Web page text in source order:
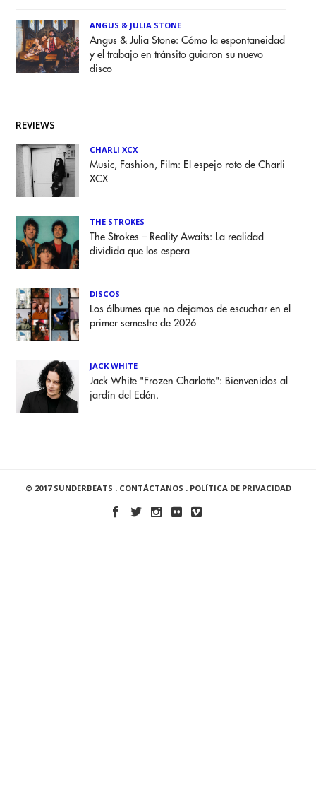
ANGUS & JULIA STONE
Angus & Julia Stone: Cómo la espontaneidad
y el trabajo en tránsito guiaron su nuevo
disco
REVIEWS
CHARLI XCX
Music, Fashion, Film: El espejo roto de Charli
XCX
THE STROKES
The Strokes – Reality Awaits: La realidad
dividida que los espera
DISCOS
Los álbumes que no dejamos de escuchar en el
primer semestre de 2026
JACK WHITE
Jack White "Frozen Charlotte": Bienvenidos al
jardín del Edén.
© 2017 SUNDERBEATS . CONTÁCTANOS . POLÍTICA DE PRIVACIDAD